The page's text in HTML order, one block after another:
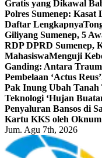
Gratis yang Dikawal
Polres Sumenep:
Daftar Lengkapnya
Giliyang Sumenep, 5
RDP DPRD Sumenep,
MahasiswaMenguji
Ganding: Antara
Pembelaan ‘Actus Reus’
Pak Inung Ubah
Teknologi ‘Hujan
Penyaluran Bansos di
Kartu KKS oleh Oknum
Jum. Agu 7th, 2026